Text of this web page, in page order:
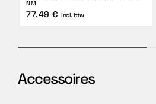
NM
77,49 € incl. btw
Accessoires